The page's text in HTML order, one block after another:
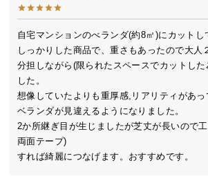
つ
い
て
中
型
商
の
配
5種のミックス葉
ぎっしり高密度 ふかふかの芝丈
自宅マンションのべランダ(約8㎡)にカットし
しっかりした商品で、重さもあったので大人
分担しながら(限られたスペースでカットした
した。
想像していたよりも重厚感,リアリティがあっ
ベランダが見違えるようになりました。
2か所継ぎ目が生じましたが芝丈が長いので
両面テープ)
すれば綺麗につなげます。おすすめです。